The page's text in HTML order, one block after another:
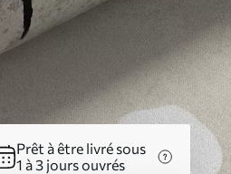
Prêt à être livré sous
1 à 3 jours ouvrés